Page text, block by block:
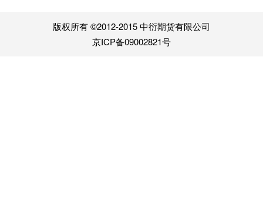
版权所有 ©2012-2015 中衍期货有限公司
京ICP备09002821号